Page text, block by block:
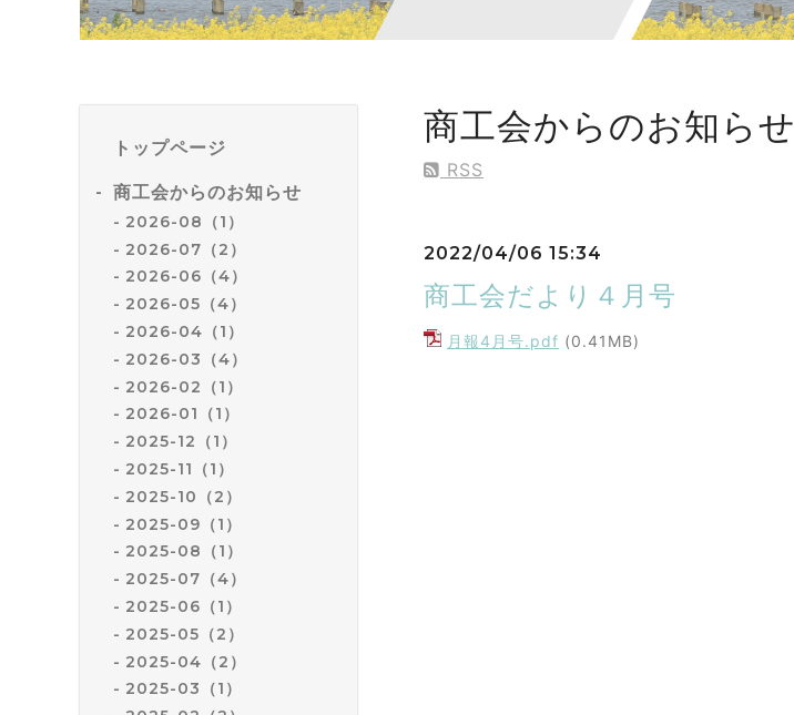
トップページ
商工会からのお知らせ
2026-08（1）
2026-07（2）
2026-06（4）
2026-05（4）
2026-04（1）
2026-03（4）
2026-02（1）
2026-01（1）
2025-12（1）
2025-11（1）
2025-10（2）
2025-09（1）
2025-08（1）
2025-07（4）
2025-06（1）
2025-05（2）
2025-04（2）
2025-03（1）
商工会からのお知らせ
RSS
2022/04/06 15:34
商工会だより４月号
月報4月号.pdf (0.41MB)